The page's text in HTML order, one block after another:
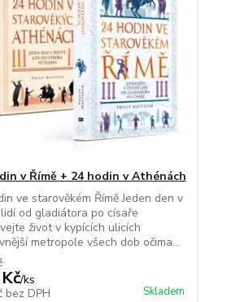
v Římě + 24 hodin v Athénách
ve starověkém Římě Jeden den v
od gladiátora po císaře
život v kypících ulicích
metropole všech dob očima...
/ks
bez DPH Skladem